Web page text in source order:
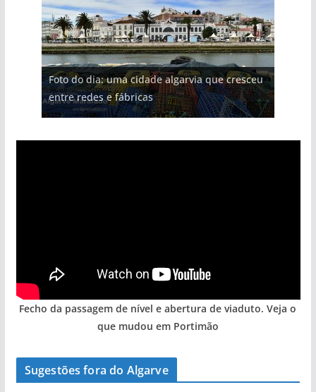
Foto do dia: uma cidade algarvia que cresceu
entre redes e fábricas
Tapas do mar a 3 euros cada. Nova rota
gastronómica nasce no Algarve
Projeto milionário: investimento de 108
milhões de euros na construção de dois
hotéis (com vídeo)
Tempestades roubam areia de praias e põem
arribas em risco no Algarve (com vídeo)
Milagre da água. Fontes emblemáticas do
Algarve voltam a ter vida (com vídeo)
Fecho da passagem de nível e abertura de viaduto. Veja o
que mudou em Portimão
Sugestões fora do Algarve